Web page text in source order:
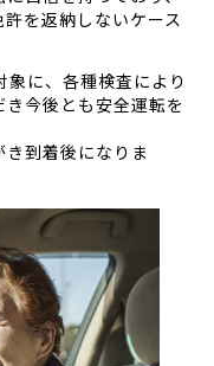
を返納しないケース
に、各種検査により
今後とも安全運転を
き到着後になりま